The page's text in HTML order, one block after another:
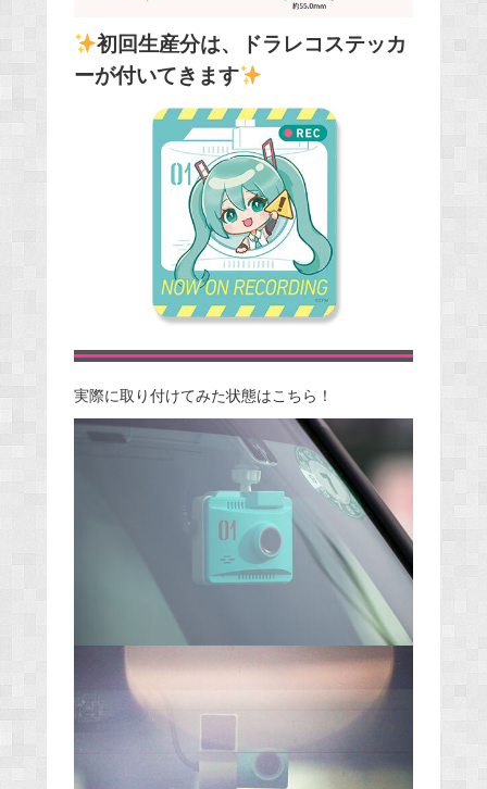
初回生産分は、ドラレコステッカ
ーが付いてきます
実際に取り付けてみた状態はこちら！